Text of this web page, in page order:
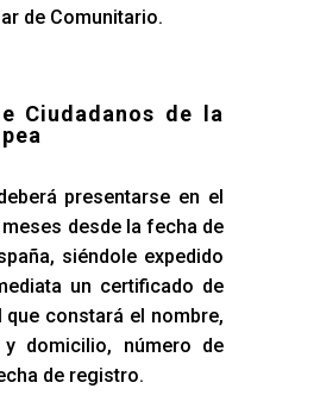
de Comunitario.
Ciudadanos de la
presentarse en el
desde la fecha de
siéndole expedido
un certificado de
constará el nombre,
y domicilio, número de
de registro.